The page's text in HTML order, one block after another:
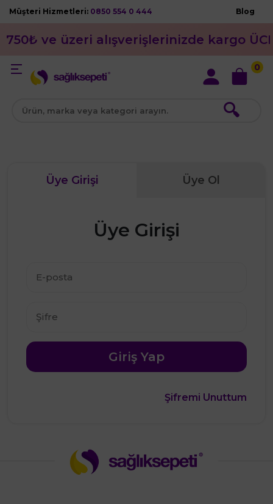
Müşteri Hizmetleri: 0850 554 0 444 Blog
750₺ ve üzeri alışverişlerinizde kargo
🔍
0
Üye Girişi Üye Ol
Üye Girişi
Giriş Yap
Şifremi Unuttum